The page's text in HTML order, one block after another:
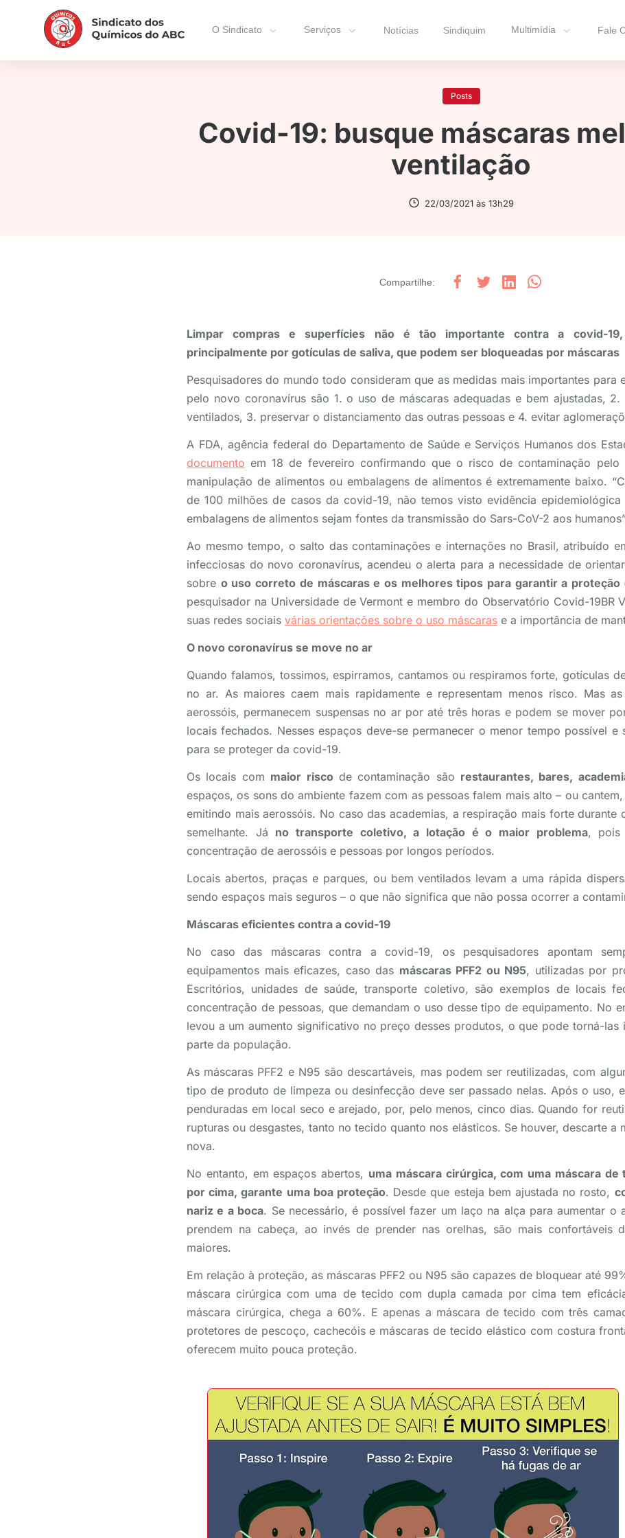
O Sindicato Serviços Notícias Sindiquim Multimídia Fale
Posts
Covid-19: busque máscaras
ventilação
22/03/2021 às 13h29
Compartilhe:
Limpar compras e superfícies não é tão importante contra a covid-
principalmente por gotículas de saliva, que podem ser bloqueadas por máscaras
Pesquisadores do mundo todo consideram que as medidas mais importantes para
pelo novo coronavírus são 1. o uso de máscaras adequadas e bem ajustadas, 2.
ventilados, 3. preservar o distanciamento das outras pessoas e 4. evitar
A FDA, agência federal do Departamento de Saúde e Serviços Humanos dos
documento em 18 de fevereiro confirmando que o risco de contaminação pelo
manipulação de alimentos ou embalagens de alimentos é extremamente baixo.
de 100 milhões de casos da covid-19, não temos visto evidência
embalagens de alimentos sejam fontes da transmissão do Sars-CoV-2 aos
Ao mesmo tempo, o salto das contaminações e internações no Brasil, atribuído
infecciosas do novo coronavírus, acendeu o alerta para a necessidade de
sobre o uso correto de máscaras e os melhores tipos para garantir a proteção
pesquisador na Universidade de Vermont e membro do Observatório Covid-19BR
suas redes sociais várias orientações sobre o uso máscaras e a importância de
O novo coronavírus se move no ar
Quando falamos, tossimos, espirramos, cantamos ou respiramos forte, gotículas
no ar. As maiores caem mais rapidamente e representam menos risco. Mas as
aerossóis, permanecem suspensas no ar por até três horas e podem se mover
locais fechados. Nesses espaços deve-se permanecer o menor tempo possível e
para se proteger da covid-19.
Os locais com maior riscode contaminação são restaurantes, bares,
espaços, os sons do ambiente fazem com as pessoas falem mais alto – ou
emitindo mais aerossóis. No caso das academias, a respiração mais forte durante
semelhante. Já no transporte coletivo, a lotação é o maior problema, pois
concentração de aerossóis e pessoas por longos períodos.
Locais abertos, praças e parques, ou bem ventilados levam a uma rápida
sendo espaços mais seguros – o que não significa que não possa ocorrer a
Máscaras eficientes contra a covid-19
No caso das máscaras contra a covid-19, os pesquisadores apontam
equipamentos mais eficazes, caso das máscaras PFF2 ou N95, utilizadas por
Escritórios, unidades de saúde, transporte coletivo, são exemplos de locais
concentração de pessoas, que demandam o uso desse tipo de equipamento. No
levou a um aumento significativo no preço desses produtos, o que pode torná-las
parte da população.
As máscaras PFF2 e N95 são descartáveis, mas podem ser reutilizadas, com
tipo de produto de limpeza ou desinfecção deve ser passado nelas. Após o uso,
penduradas em local seco e arejado, por, pelo menos, cinco dias. Quando for
rupturas ou desgastes, tanto no tecido quanto nos elásticos. Se houver, descarte a
nova.
No entanto, em espaços abertos, uma máscara cirúrgica, com uma máscara de
por cima, garante uma boa proteção. Desde que esteja bem ajustada no rosto,
nariz e a boca. Se necessário, é possível fazer um laço na alça para aumentar o
prendem na cabeça, ao invés de prender nas orelhas, são mais confortáveis
maiores.
Em relação à proteção, as máscaras PFF2 ou N95 são capazes de bloquear até
máscara cirúrgica com uma de tecido com dupla camada por cima tem
máscara cirúrgica, chega a 60%. E apenas a máscara de tecido com três
protetores de pescoço, cachecóis e máscaras de tecido elástico com costura
oferecem muito pouca proteção.